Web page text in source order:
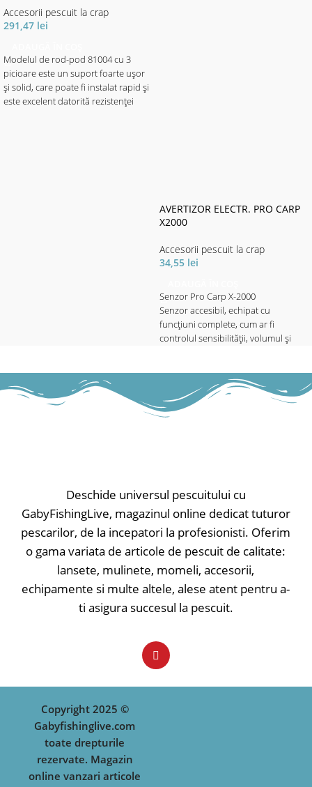
Accesorii pescuit la crap
291,47 lei
Modelul de rod-pod 81004 cu 3
picioare este un suport foarte ușor
și solid, care poate fi instalat rapid și
este excelent datorită rezistenței
AVERTIZOR ELECTR. PRO CARP
X2000
Accesorii pescuit la crap
34,55 lei
Senzor Pro Carp X-2000
Senzor accesibil, echipat cu
funcțiuni complete, cum ar fi
controlul sensibilității, volumul și
noapte reglabilă (integrată la buton)
și electronică complet protejată-
astfel, senzorul este perfect protejat
• Controlul sensibilității
• Difuzoare de înaltă performanță
• Volumul reglabil - poate fi redus la
zero
• Ton reglabil
• Comutator pornit-oprit
• Lumina LED Combi servește ca
indicator de prezentare și indicator
de putere / 20 sec. amurg
• Lumina de noapte reglabilă
• Finisaj moale la atingere
• Mufa de alimentare
• Compartiment separat pentru
baterii
Deschide universul pescuitului cu
GabyFishingLive, magazinul online dedicat tuturor
pescarilor, de la incepatori la profesionisti. Oferim
o gama variata de articole de pescuit de calitate:
lansete, mulinete, momeli, accesorii,
echipamente si multe altele, alese atent pentru a-
ti asigura succesul la pescuit.
Copyright 2025 ©
Gabyfishinglive.com
toate drepturile
rezervate. Magazin
online vanzari articole